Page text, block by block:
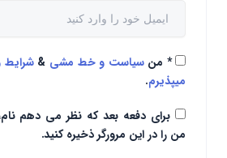
* منسیاست و خط مشی &شرایط
میپذیرم.
برای دفعه بعد که نظر می دهم
من را در این مرورگر ذخیره کنید.